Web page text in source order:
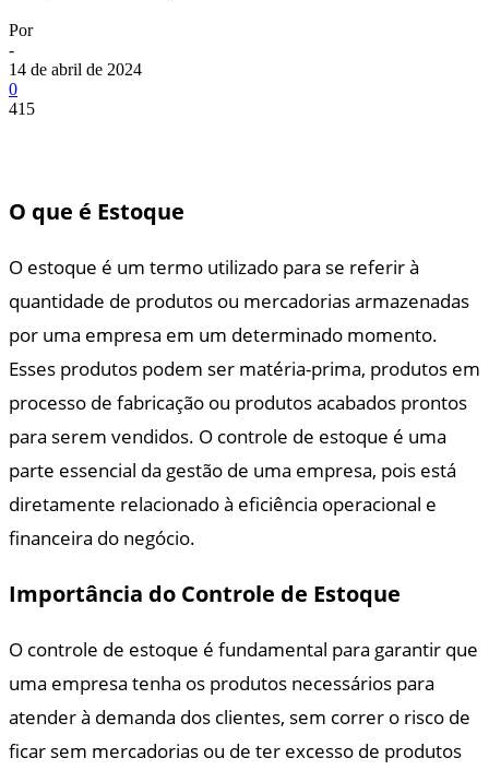
Por
-
14 de abril de 2024
0
415
O que é Estoque
O estoque é um termo utilizado para se referir à
quantidade de produtos ou mercadorias armazenadas
por uma empresa em um determinado momento.
Esses produtos podem ser matéria-prima, produtos em
processo de fabricação ou produtos acabados prontos
para serem vendidos. O controle de estoque é uma
parte essencial da gestão de uma empresa, pois está
diretamente relacionado à eficiência operacional e
financeira do negócio.
Importância do Controle de Estoque
O controle de estoque é fundamental para garantir que
uma empresa tenha os produtos necessários para
atender à demanda dos clientes, sem correr o risco de
ficar sem mercadorias ou de ter excesso de produtos